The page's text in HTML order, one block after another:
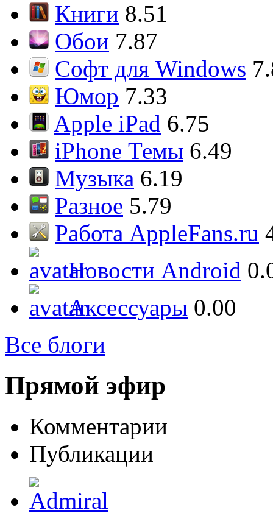
Книги 8.51
Обои 7.87
Софт для Windows
Юмор 7.33
Apple iPad 6.75
iPhone Темы 6.49
Музыка 6.19
Разное 5.79
Работа AppleFans.ru
Новости Android
Аксессуары 0.00
Все блоги
Прямой эфир
Комментарии
Публикации